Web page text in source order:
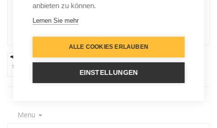
Menu
anbieten zu können.
Lernen Sie mehr
ALLE COOKIES ERLAUBEN
EINSTELLUNGEN